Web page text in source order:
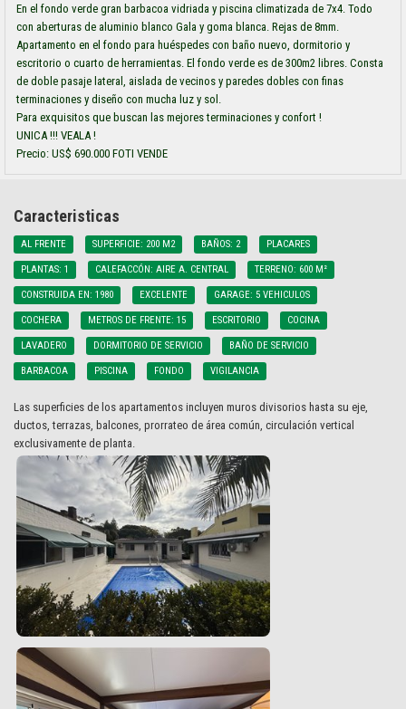
En el fondo verde gran barbacoa vidriada y piscina climatizada de 7x4. Todo
con aberturas de aluminio blanco Gala y goma blanca. Rejas de 8mm.
Apartamento en el fondo para huéspedes con baño nuevo, dormitorio y
escritorio o cuarto de herramientas. El fondo verde es de 300m2 libres. Consta
de doble pasaje lateral, aislada de vecinos y paredes dobles con finas
terminaciones y diseño con mucha luz y sol.
Para exquisitos que buscan las mejores terminaciones y confort !
UNICA !!! VEALA !
Precio: US$ 690.000 FOTI VENDE
Caracteristicas
AL FRENTE SUPERFICIE: 200 M2 BAÑOS: 2 PLACARES
PLANTAS: 1 CALEFACCÓN: AIRE A. CENTRAL TERRENO: 600 M²
CONSTRUIDA EN: 1980 EXCELENTE GARAGE: 5 VEHICULOS
COCHERA METROS DE FRENTE: 15 ESCRITORIO COCINA
LAVADERO DORMITORIO DE SERVICIO BAÑO DE SERVICIO
BARBACOA PISCINA FONDO VIGILANCIA
Las superficies de los apartamentos incluyen muros divisorios hasta su eje,
ductos, terrazas, balcones, prorrateo de área común, circulación vertical
exclusivamente de planta.